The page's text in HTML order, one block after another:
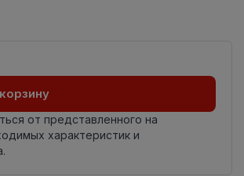
от представленного на
характеристик и